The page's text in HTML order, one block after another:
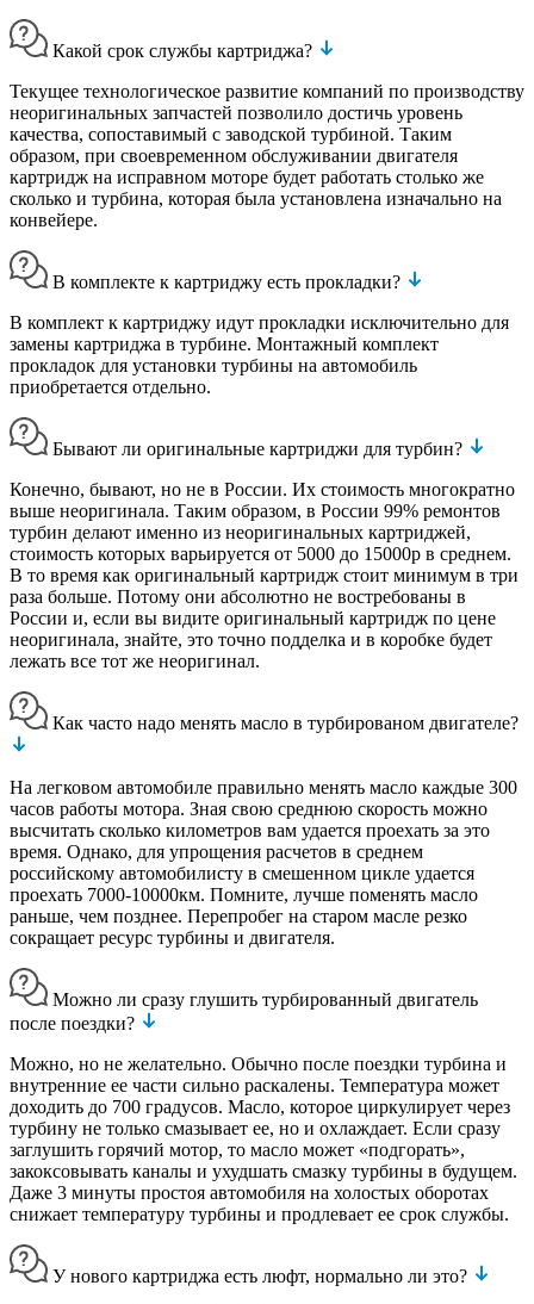
Какой срок службы картриджа?
Текущее технологическое развитие компаний по производству
неоригинальных запчастей позволило достичь уровень
качества, сопоставимый с заводской турбиной. Таким
образом, при своевременном обслуживании двигателя
картридж на исправном моторе будет работать столько же
сколько и турбина, которая была установлена изначально на
конвейере.
В комплекте к картриджу есть прокладки?
В комплект к картриджу идут прокладки исключительно для
замены картриджа в турбине. Монтажный комплект
прокладок для установки турбины на автомобиль
приобретается отдельно.
Бывают ли оригинальные картриджи для турбин?
Конечно, бывают, но не в России. Их стоимость многократно
выше неоригинала. Таким образом, в России 99% ремонтов
турбин делают именно из неоригинальных картриджей,
стоимость которых варьируется от 5000 до 15000р в среднем.
В то время как оригинальный картридж стоит минимум в три
раза больше. Потому они абсолютно не востребованы в
России и, если вы видите оригинальный картридж по цене
неоригинала, знайте, это точно подделка и в коробке будет
лежать все тот же неоригинал.
Как часто надо менять масло в турбированом двигателе?
На легковом автомобиле правильно менять масло каждые 300
часов работы мотора. Зная свою среднюю скорость можно
высчитать сколько километров вам удается проехать за это
время. Однако, для упрощения расчетов в среднем
российскому автомобилисту в смешенном цикле удается
проехать 7000-10000км. Помните, лучше поменять масло
раньше, чем позднее. Перепробег на старом масле резко
сокращает ресурс турбины и двигателя.
Можно ли сразу глушить турбированный двигатель
после поездки?
Можно, но не желательно. Обычно после поездки турбина и
внутренние ее части сильно раскалены. Температура может
доходить до 700 градусов. Масло, которое циркулирует через
турбину не только смазывает ее, но и охлаждает. Если сразу
заглушить горячий мотор, то масло может «подгорать»,
закоксовывать каналы и ухудшать смазку турбины в будущем.
Даже 3 минуты простоя автомобиля на холостых оборотах
снижает температуру турбины и продлевает ее срок службы.
У нового картриджа есть люфт, нормально ли это?